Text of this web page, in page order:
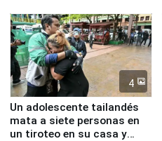
4
Un adolescente tailandés
mata a siete personas en
un tiroteo en su casa y